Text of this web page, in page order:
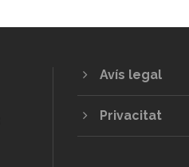
Avís legal
Privacitat